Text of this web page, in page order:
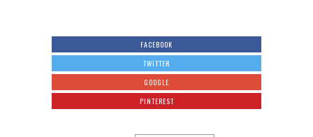
FACEBOOK
TWITTER
GOOGLE
PINTEREST